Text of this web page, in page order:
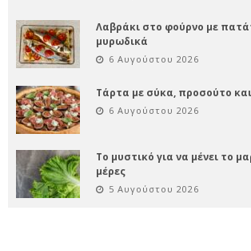
Λαβράκι στο φούρνο με
μυρωδικά
6 Αυγούστου 2026
Τάρτα με σύκα, προσούτο
6 Αυγούστου 2026
Το μυστικό για να μένει το
μέρες
5 Αυγούστου 2026